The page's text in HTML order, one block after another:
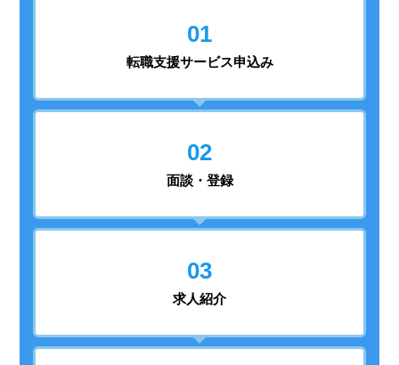
01
転職支援サービス申込み
02
面談・登録
03
求人紹介